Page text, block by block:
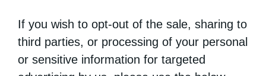
If you wish to opt-out of the sale, sharing to
third parties, or processing of your personal
or sensitive information for targeted
Δεν συνεργάζονται οι μοναχές που κόλλησαν κορωνοϊό στη
Λαμία.Αποκλεισμένο το μοναστήρι